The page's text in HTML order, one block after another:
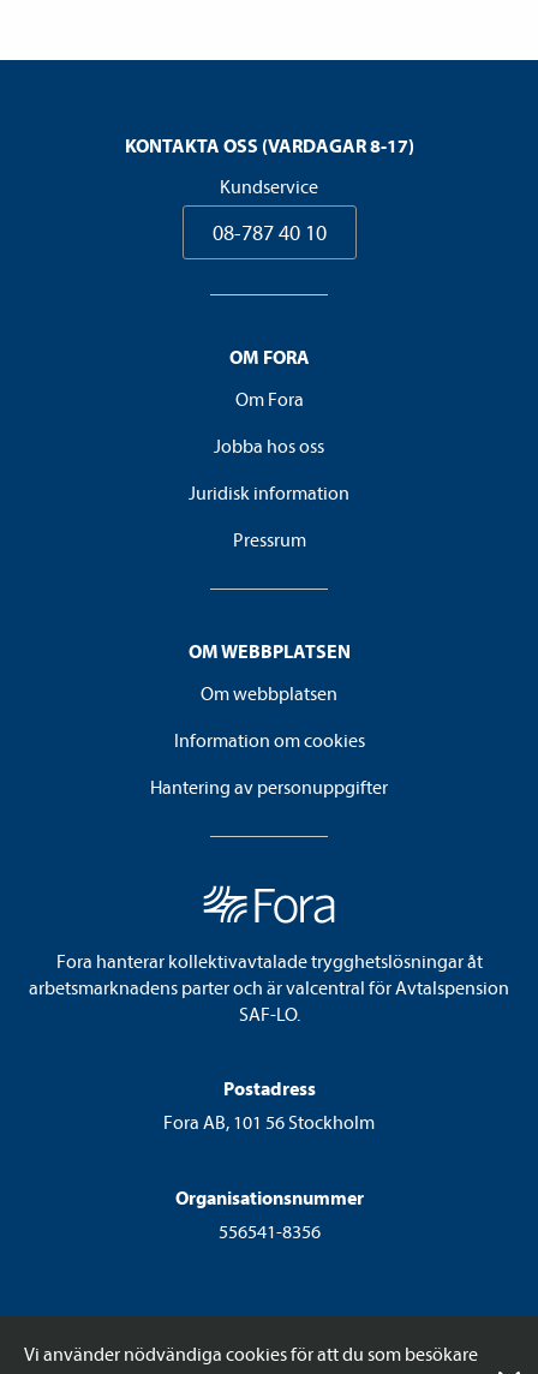
Vi använder nödvändiga cookies för att du som besökare
KONTAKTA OSS (VARDAGAR 8-17)
Kundservice
08-787 40 10
OM FORA
Om Fora
Jobba hos oss
Juridisk information
Pressrum
OM WEBBPLATSEN
Om webbplatsen
Information om cookies
Hantering av personuppgifter
Fora hanterar kollektivavtalade trygghetslösningar åt
arbetsmarknadens parter och är valcentral för Avtalspension
SAF-LO.
Postadress
Fora AB, 101 56 Stockholm
Organisationsnummer
556541-8356